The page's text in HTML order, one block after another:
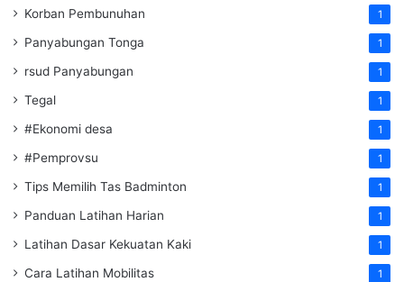
Korban Pembunuhan 1
Panyabungan Tonga 1
rsud Panyabungan 1
Tegal 1
#Ekonomi desa 1
#Pemprovsu 1
Tips Memilih Tas Badminton 1
Panduan Latihan Harian 1
Latihan Dasar Kekuatan Kaki 1
Cara Latihan Mobilitas 1